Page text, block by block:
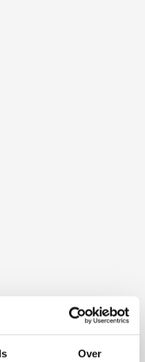
Over
bv. sportverenigingen,